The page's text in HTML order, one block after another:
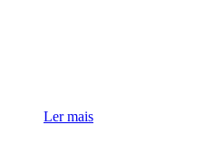
Ler mais